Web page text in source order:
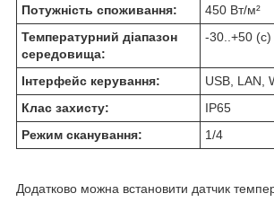
Потужність споживання:
450 Вт/м²
Температурний діапазон
середовища:
-30..+50 (с)
Інтерфейс керування:
USB, LAN,
Клас захисту:
IP65
Режим сканування:
1/4
Додатково можна встановити датчик